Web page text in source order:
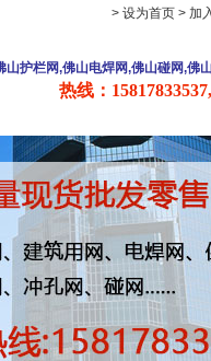
> 设为首页 > 加
山护栏网,佛山电焊网,佛山碰网,佛
热线：